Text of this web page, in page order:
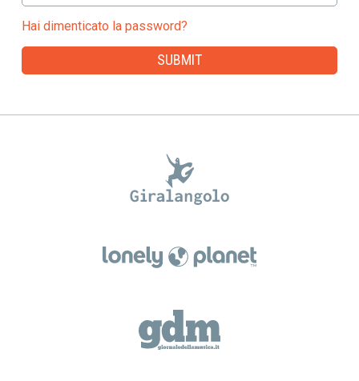
Hai dimenticato la password?